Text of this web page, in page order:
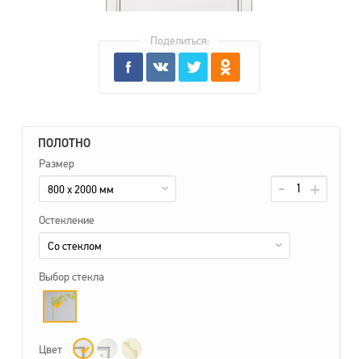
ПОЛОТНО
Размер
800 x 2000 мм
Остекление
Со стеклом
Выбор стекла
Цвет
Поделиться: